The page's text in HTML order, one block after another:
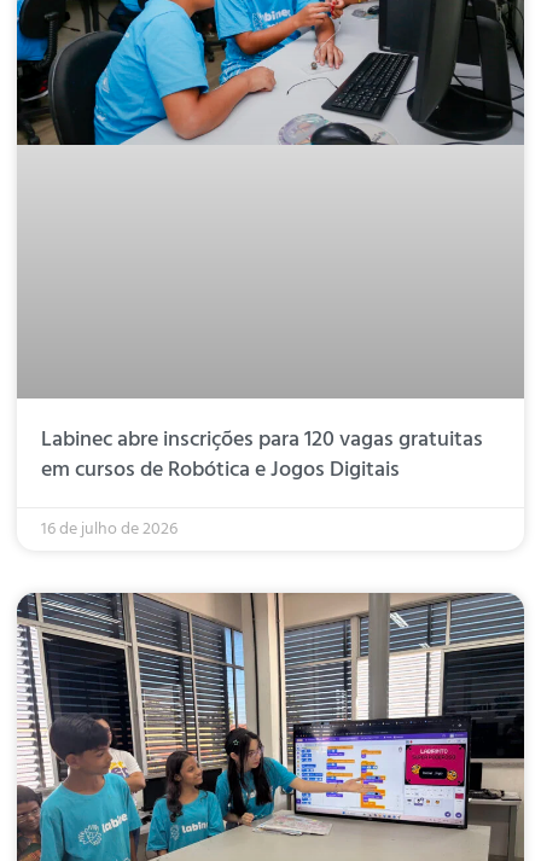
Labinec abre inscrições para 120 vagas gratuitas
em cursos de Robótica e Jogos Digitais
16 de julho de 2026